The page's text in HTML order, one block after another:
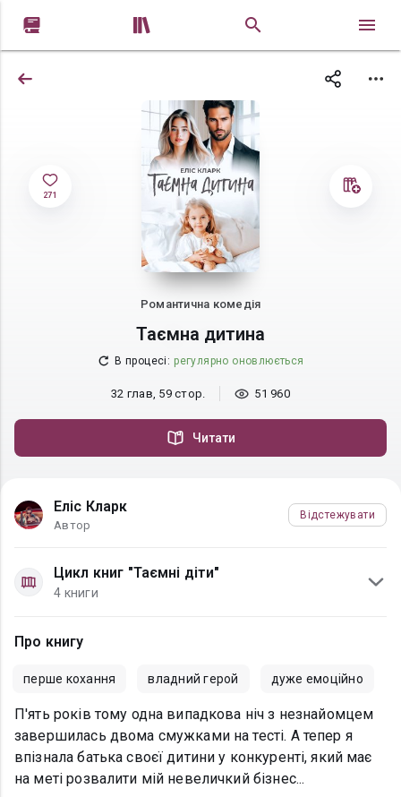
 
271
Романтична комедія
Таємна дитина
В процесі : регулярно оновлюється
32 глав, 59 стор. 51 960
Читати
Еліс Кларк
Автор
Відстежувати
Цикл книг "Таємні діти"
4 книги
Про книгу
перше кохання владний герой дуже емоційно
П'ять років тому одна випадкова ніч з незнайомцем
завершилась двома смужками на тесті. А тепер я
впізнала батька своєї дитини у конкуренті, який має
на меті розвалити мій невеличкий бізнес...